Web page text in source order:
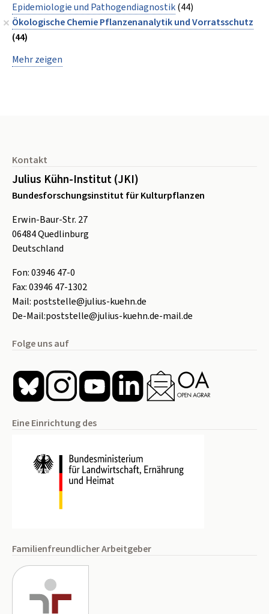
Epidemiologie und Pathogendiagnostik(44)
Ökologische Chemie Pflanzenanalytik und Vorratsschutz
(44)
Mehr zeigen
Kontakt
Julius Kühn-Institut (JKI)
Bundesforschungsinstitut für Kulturpflanzen
Erwin-Baur-Str. 27
06484Quedlinburg
Deutschland
Fon:03946 47-0
Fax:03946 47-1302
Mail: poststelle@julius-kuehn.de
De-Mail:poststelle@julius-kuehn.de-mail.de
Folge uns auf
Eine Einrichtung des
Familienfreundlicher Arbeitgeber